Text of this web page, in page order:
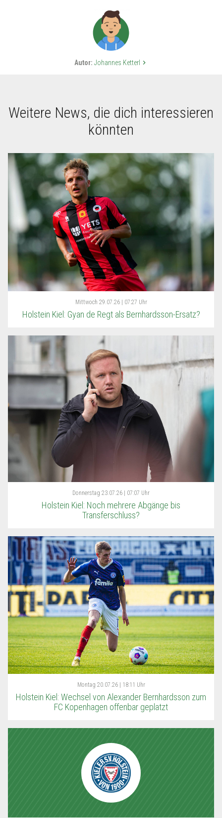
Autor: Johannes Ketterl keyboard_arrow_right
Weitere News, die dich interessieren
könnten
Mittwoch 29.07.26 | 07:27 Uhr
Holstein Kiel: Gyan de Regt als Bernhardsson-Ersatz?
Donnerstag 23.07.26 | 07:07 Uhr
Holstein Kiel: Noch mehrere Abgänge bis
Transferschluss?
Montag 20.07.26 | 18:11 Uhr
Holstein Kiel: Wechsel von Alexander Bernhardsson zum
FC Kopenhagen offenbar geplatzt